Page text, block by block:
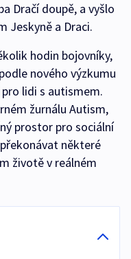
Dračí doupě, a vyšlo
Jeskyně a Draci.
hodin bojovníky,
nového výzkumu
lidi s autismem.
žurnálu Autism,
prostor pro sociální
některé
životě v reálném